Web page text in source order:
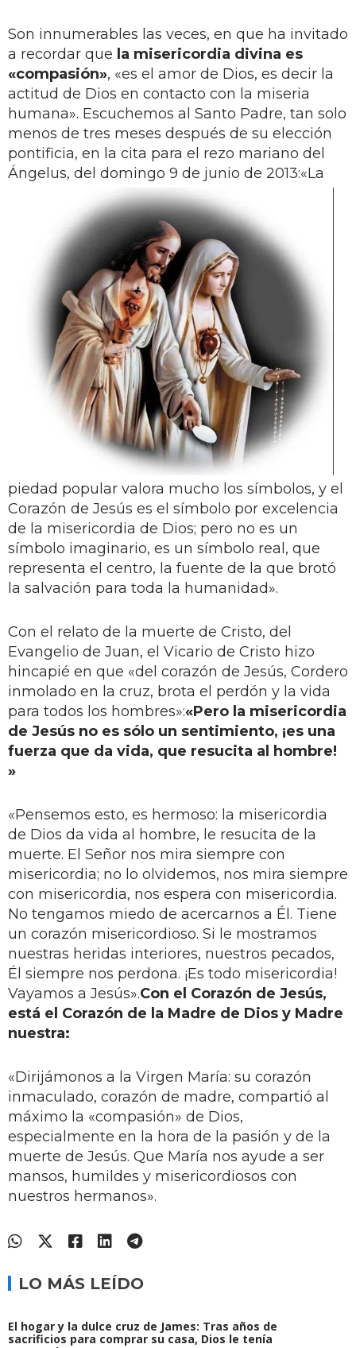
Son innumerables las veces, en que ha invitado
a recordar que la misericordia divina es
«compasión», «es el amor de Dios, es decir la
actitud de Dios en contacto con la miseria
humana». Escuchemos al Santo Padre, tan solo
menos de tres meses después de su elección
pontificia, en la cita para el rezo mariano del
Ángelus, del domingo 9 de junio de 2013:«La
piedad popular valora mucho los símbolos, y el
Corazón de Jesús es el símbolo por excelencia
de la misericordia de Dios; pero no es un
símbolo imaginario, es un símbolo real, que
representa el centro, la fuente de la que brotó
la salvación para toda la humanidad».
Con el relato de la muerte de Cristo, del
Evangelio de Juan, el Vicario de Cristo hizo
hincapié en que «del corazón de Jesús, Cordero
inmolado en la cruz, brota el perdón y la vida
para todos los hombres»:«Pero la misericordia
de Jesús no es sólo un sentimiento, ¡es una
fuerza que da vida, que resucita al hombre!
»
«Pensemos esto, es hermoso: la misericordia
de Dios da vida al hombre, le resucita de la
muerte. El Señor nos mira siempre con
misericordia; no lo olvidemos, nos mira siempre
con misericordia, nos espera con misericordia.
No tengamos miedo de acercarnos a Él. Tiene
un corazón misericordioso. Si le mostramos
nuestras heridas interiores, nuestros pecados,
Él siempre nos perdona. ¡Es todo misericordia!
Vayamos a Jesús».Con el Corazón de Jesús,
está el Corazón de la Madre de Dios y Madre
nuestra:
«Dirijámonos a la Virgen María: su corazón
inmaculado, corazón de madre, compartió al
máximo la «compasión» de Dios,
especialmente en la hora de la pasión y de la
muerte de Jesús. Que María nos ayude a ser
mansos, humildes y misericordiosos con
nuestros hermanos».
LO MÁS LEÍDO
El hogar y la dulce cruz de James: Tras años de
sacrificios para comprar su casa, Dios le tenía